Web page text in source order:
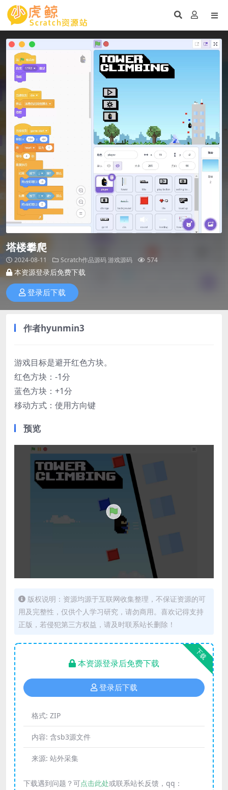
塔楼攀爬
2024-08-11 Scratch作品源码游戏源码 574
本资源登录后免费下载
登录后下载
作者hyunmin3
游戏目标是避开红色方块。
红色方块：-1分
蓝色方块：+1分
移动方式：使用方向键
预览
版权说明：资源均源于互联网收集整理，不保证资源的可
用及完整性，仅供个人学习研究，请勿商用。喜欢记得支持
正版，若侵犯第三方权益，请及时联系站长删除！
下载
本资源登录后免费下载
登录后下载
格式: ZIP
内容: 含sb3源文件
来源: 站外采集
下载遇到问题？可点击此处或联系站长反馈，qq：